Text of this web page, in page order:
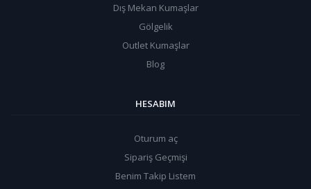
Dış Mekan Kumaşlar
Gölgelik
Outlet Kumaşlar
Blog
HESABIM
Oturum aç
Sipariş Geçmişi
Benim Takip Listem